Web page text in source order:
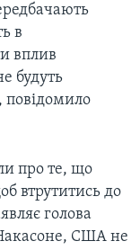
в
вплив
будуть
повідомило
про те, що
втрутитись до
голова
США не